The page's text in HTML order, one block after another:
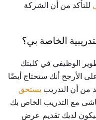
للتأكد من أن الشركة
الخاصة بي؟
الوظيفي في كليتك
الأرجح أنك ستحتاج أيضًا
من أن التدريب يستحق
مع التدريب الخاص بك
لديك تقديم عرض